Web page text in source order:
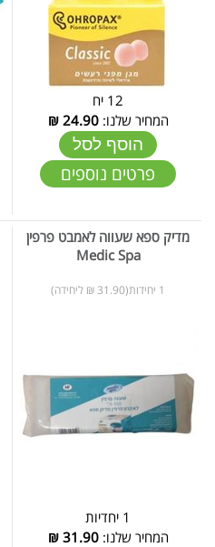
12 יח
המחיר שלנו:24.90
₪
הוסף לסל
פרטים נוספים
מדיק ספא שעווה לאמבט פרפין
Medic Spa
1 יחידות(31.90 ₪ ליחידה)
1 יחדיות
המחיר שלנו:31.90
₪